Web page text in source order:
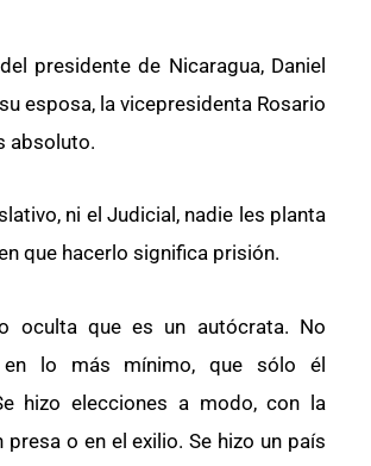
presidente de Nicaragua, Daniel
esposa, la vicepresidenta Rosario
absoluto.
ni el Judicial, nadie les planta
que hacerlo significa prisión.
oculta que es un autócrata. No
en lo más mínimo, que sólo él
hizo elecciones a modo, con la
o en el exilio. Se hizo un país